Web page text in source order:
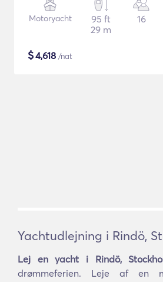
Motoryacht
95 ft
29 m
16
$4,618 /nat
Yachtudlejning i Rindö,
Lej en yacht i Rindö,
drømmeferien. Leje af en